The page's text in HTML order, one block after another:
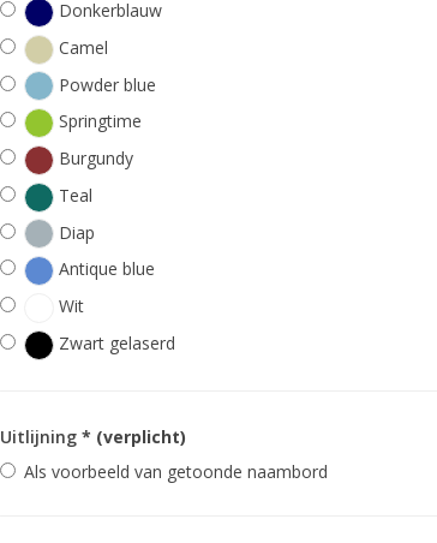
Donkerblauw
Camel
Powder blue
Springtime
Burgundy
Teal
Diap
Antique blue
Wit
Zwart gelaserd
Uitlijning * (verplicht)
Als voorbeeld van getoonde naambord